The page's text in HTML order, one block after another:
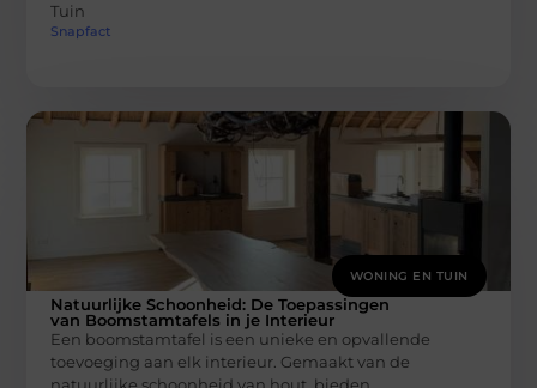
Tuin
Snapfact
WONING EN TUIN
Natuurlijke Schoonheid: De Toepassingen
van Boomstamtafels in je Interieur
Een boomstamtafel is een unieke en opvallende
toevoeging aan elk interieur. Gemaakt van de